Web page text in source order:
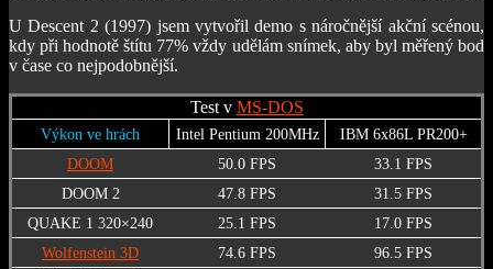
U Descent 2 (1997) jsem vytvořil demo s náročnější akční scénou,
kdy při hodnotě štítu 77% vždy udělám snímek, aby byl měřený bod
v čase co nejpodobnější.
Test v MS-DOS
Výkon ve hrách Intel Pentium 200MHz
IBM 6x86L PR200+
DOOM
50.0 FPS
33.1 FPS
DOOM 2
47.8 FPS
31.5 FPS
QUAKE 1 320×240
25.1 FPS
17.0 FPS
Wolfenstein 3D
74.6 FPS
96.5 FPS